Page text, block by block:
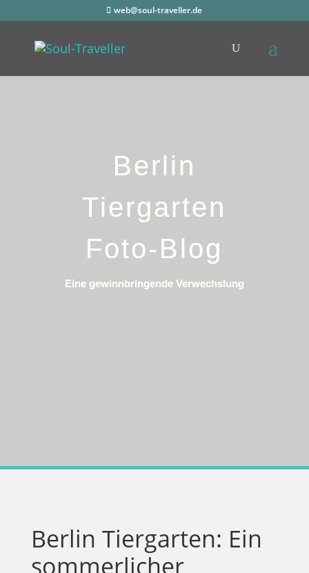
web@soul-traveller.de
Berlin
Tiergarten
Foto-Blog
Eine gewinnbringende Verwechslung
Berlin Tiergarten: Ein
sommerlicher